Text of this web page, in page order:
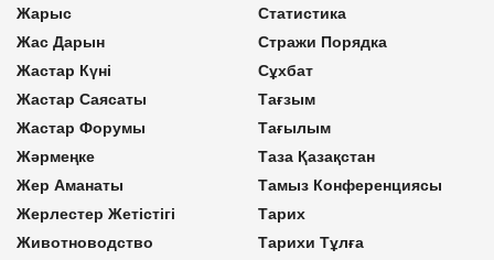
Жарыс
Жас Дарын
Жастар Күні
Жастар Саясаты
Жастар Форумы
Жәрмеңке
Жер Аманаты
Жерлестер Жетістігі
Животноводство
Статистика
Стражи Порядка
Сұхбат
Тағзым
Тағылым
Таза Қазақстан
Тамыз Конференциясы
Тарих
Тарихи Тұлға